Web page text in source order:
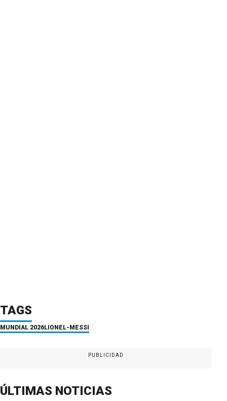
TAGS
MUNDIAL 2026 LIONEL-MESSI
PUBLICIDAD
ÚLTIMAS NOTICIAS